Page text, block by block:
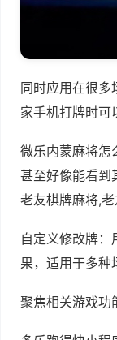
同时应用在很多
家手机打牌时可
微乐内蒙麻将怎
甚至好像能看到
老友棋牌麻将,
自定义修改牌：
果，适用于多种
聚焦相关游戏功